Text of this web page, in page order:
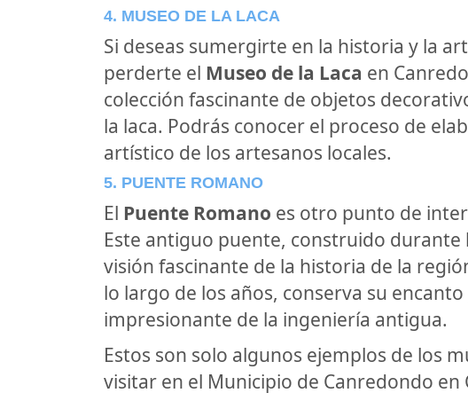
4. MUSEO DE LA LACA
Si deseas sumergirte en la historia y la
perderte el Museo de la Laca en
colección fascinante de objetos
la laca. Podrás conocer el proceso de
artístico de los artesanos locales.
5. PUENTE ROMANO
El Puente Romano es otro punto de
Este antiguo puente, construido durante
visión fascinante de la historia de la
lo largo de los años, conserva su
impresionante de la ingeniería antigua.
Estos son solo algunos ejemplos de los
visitar en el Municipio de Canredondo en